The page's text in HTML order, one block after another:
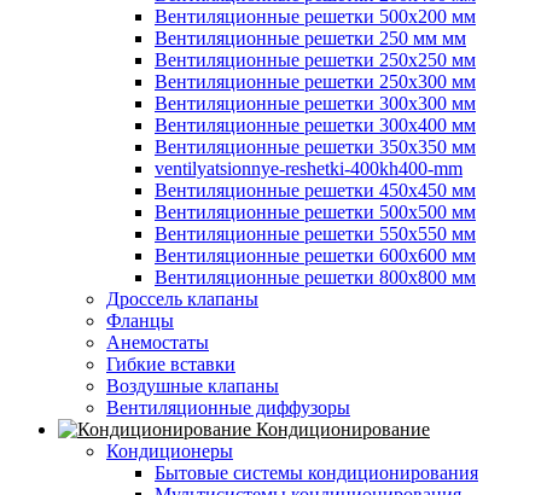
Вентиляционные решетки 500х200 мм
Вентиляционные решетки 250 мм мм
Вентиляционные решетки 250х250 мм
Вентиляционные решетки 250х300 мм
Вентиляционные решетки 300х300 мм
Вентиляционные решетки 300х400 мм
Вентиляционные решетки 350х350 мм
ventilyatsionnye-reshetki-400kh400-mm
Вентиляционные решетки 450х450 мм
Вентиляционные решетки 500х500 мм
Вентиляционные решетки 550х550 мм
Вентиляционные решетки 600х600 мм
Вентиляционные решетки 800х800 мм
Дроссель клапаны
Фланцы
Анемостаты
Гибкие вставки
Воздушные клапаны
Вентиляционные диффузоры
Кондиционирование
Кондиционеры
Бытовые системы кондиционирования